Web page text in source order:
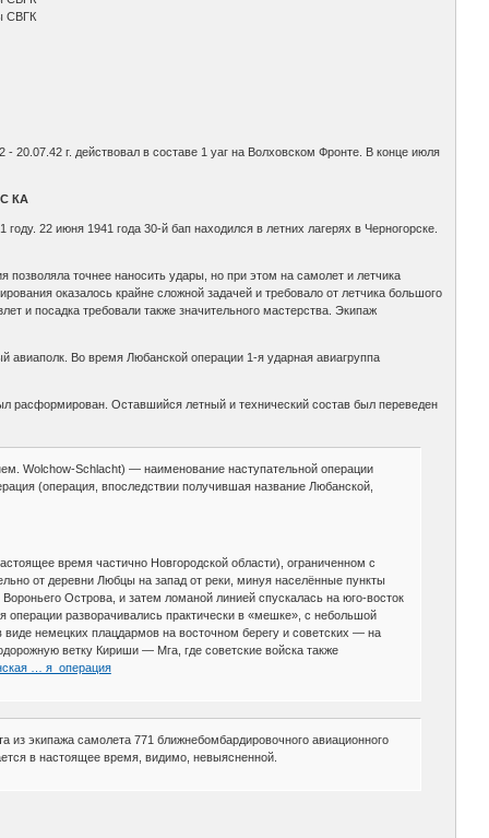
СВГК
г. действовал в составе 1 уаг на Волховском Фронте. В конце июля
КА
22 июня 1941 года 30-й бап находился в летних лагерях в Черногорске.
точнее наносить удары, но при этом на самолет и летчика
оказалось крайне сложной задачей и требовало от летчика большого
и посадка требовали также значительного мастерства. Экипаж
авиаполк. Во время Любанской операции 1-я ударная авиагруппа
расформирован. Оставшийся летный и технический состав был переведен
Wolchow-Schlacht) — наименование наступательной операции
(операция, впоследствии получившая название Любанской,
время частично Новгородской области), ограниченном с
от деревни Любцы на запад от реки, минуя населённые пункты
Острова, и затем ломаной линией спускалась на юго-восток
разворачивались практически в «мешке», с небольшой
немецких плацдармов на восточном берегу и советских — на
ветку Кириши — Мга, где советские войска также
… я_операция
экипажа самолета 771 ближнебомбардировочного авиационного
в настоящее время, видимо, невыясненной.